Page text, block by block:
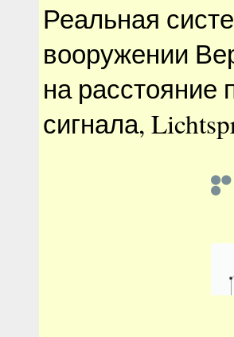
Реальная
вооружении
на расстояние
сигнала,